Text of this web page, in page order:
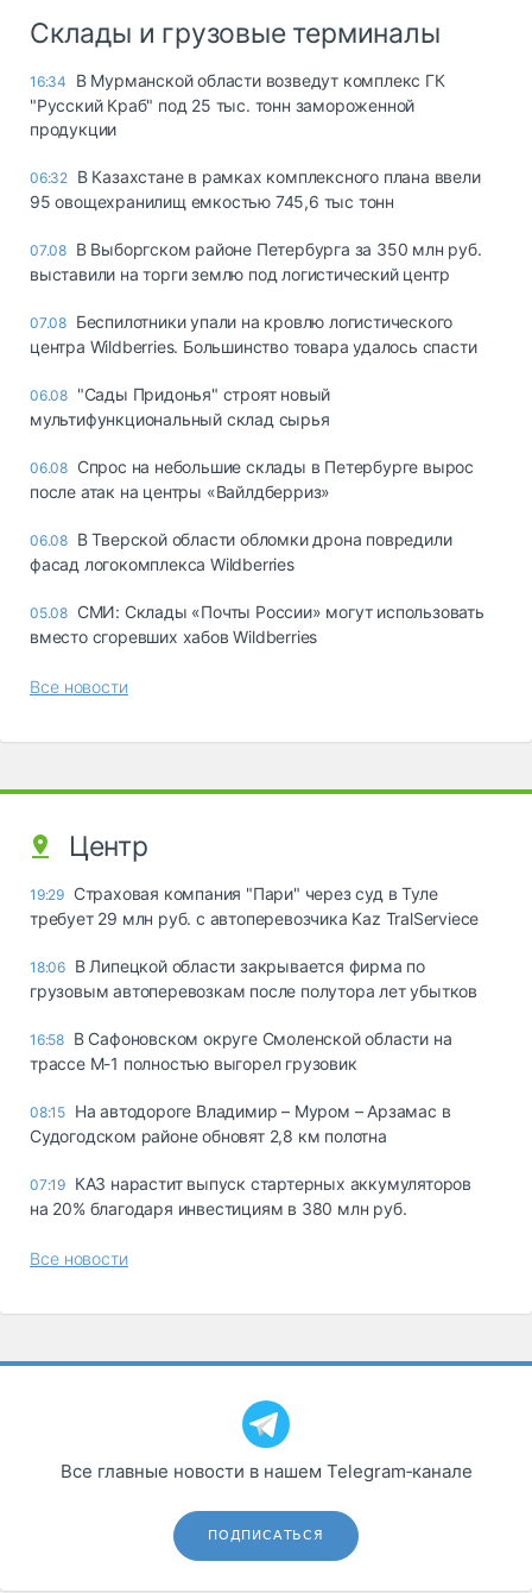
Склады и грузовые терминалы
16:34
В Мурманской области возведут комплекс ГК
"Русский Краб" под 25 тыс. тонн замороженной
продукции
06:32 В Казахстане в рамках комплексного плана ввели
95 овощехранилищ емкостью 745,6 тыс тонн
07.08 В Выборгском районе Петербурга за 350 млн руб.
выставили на торги землю под логистический центр
07.08 Беспилотники упали на кровлю логистического
центра Wildberries. Большинство товара удалось спасти
06.08 "Сады Придонья" строят новый
мультифункциональный склад сырья
06.08 Спрос на небольшие склады в Петербурге вырос
после атак на центры «Вайлдберриз»
06.08 В Тверской области обломки дрона повредили
фасад логокомплекса Wildberries
05.08 СМИ: Склады «Почты России» могут использовать
вместо сгоревших хабов Wildberries
Все новости
Центр
19:29 Страховая компания "Пари" через суд в Туле
требует 29 млн руб. с автоперевозчика Kaz TralServiece
18:06 В Липецкой области закрывается фирма по
грузовым автоперевозкам после полутора лет убытков
16:58 В Сафоновском округе Смоленской области на
трассе М-1 полностью выгорел грузовик
08:15 На автодороге Владимир – Муром – Арзамас в
Судогодском районе обновят 2,8 км полотна
07:19 КАЗ нарастит выпуск стартерных аккумуляторов
на 20% благодаря инвестициям в 380 млн руб.
Все новости
Все главные новости в нашем Telegram‑канале
ПОДПИСАТЬСЯ